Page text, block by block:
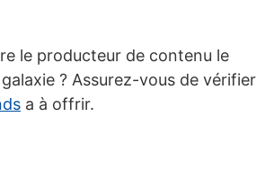
le producteur de contenu le
? Assurez-vous de vérifier
a à offrir.